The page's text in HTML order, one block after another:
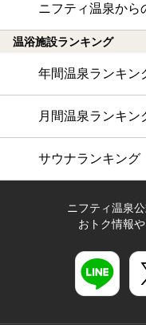
ニフティ温泉から
温浴施設ランキング
年間温泉ランキン
月間温泉ランキン
サウナランキング
ニフティ温泉
おトク情報